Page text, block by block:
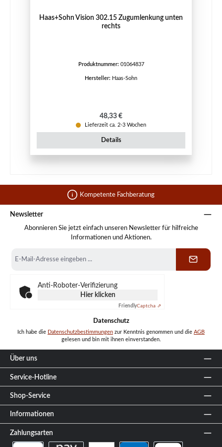
Haas+Sohn Vision 302.15 Zugumlenkung unten
rechts
Produktnummer: 01064837
Hersteller: Haas-Sohn
Regulärer Preis:
48,33 €
Lieferzeit ca. 2-3 Wochen
Details
Kompetente Fachberatung
Newsletter
Abonnieren Sie jetzt einfach unseren Newsletter für hilfreiche
Informationen und Aktionen.
Mail-
Anti-Roboter-Verifizierung
Hier klicken
FriendlyCaptcha ⇗
Datenschutz
Ich habe die Datenschutzbestimmungen zur Kenntnis genommen und die AGB
gelesen und bin mit ihnen einverstanden.
Über uns
Service-Hotline
Shop-Service
Informationen
Zahlungsarten